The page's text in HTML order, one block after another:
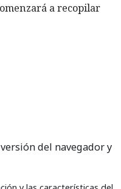
a recopilar
del navegador y